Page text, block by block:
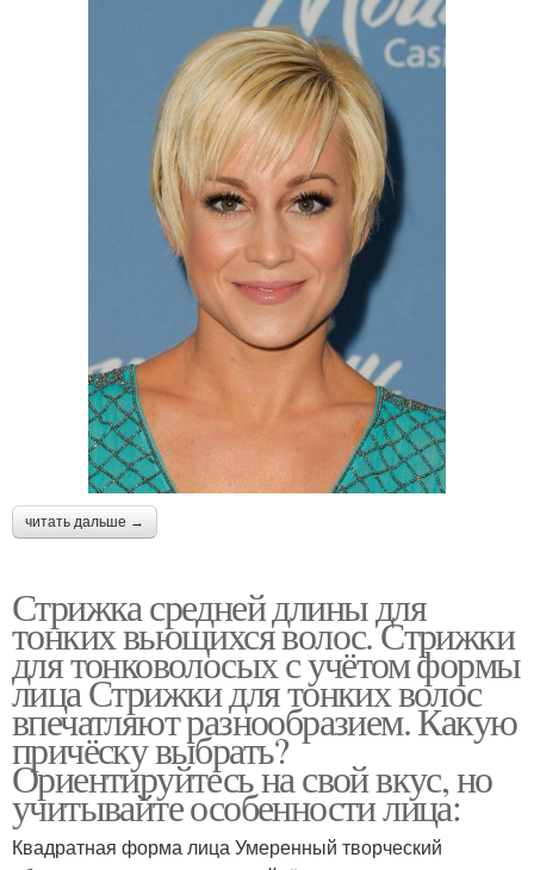
читать дальше →
Стрижка средней длины для
тонких вьющихся волос. Стрижки
для тонковолосых с учётом формы
лица Стрижки для тонких волос
впечатляют разнообразием. Какую
причёску выбрать?
Ориентируйтесь на свой вкус, но
учитывайте особенности лица:
Квадратная форма лица Умеренный творческий